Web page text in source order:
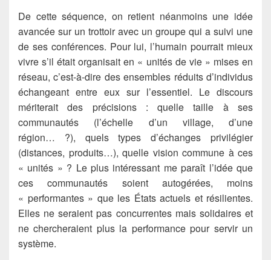
De cette séquence, on retient néanmoins une idée
avancée sur un trottoir avec un groupe qui a suivi une
de ses conférences. Pour lui, l’humain pourrait mieux
vivre s’il était organisait en « unités de vie » mises en
réseau, c’est-à-dire des ensembles réduits d’individus
échangeant entre eux sur l’essentiel. Le discours
mériterait des précisions : quelle taille à ses
communautés (l’échelle d’un village, d’une
région… ?), quels types d’échanges privilégier
(distances, produits…), quelle vision commune à ces
« unités » ? Le plus intéressant me paraît l’idée que
ces communautés soient autogérées, moins
« performantes » que les États actuels et résilientes.
Elles ne seraient pas concurrentes mais solidaires et
ne chercheraient plus la performance pour servir un
système.